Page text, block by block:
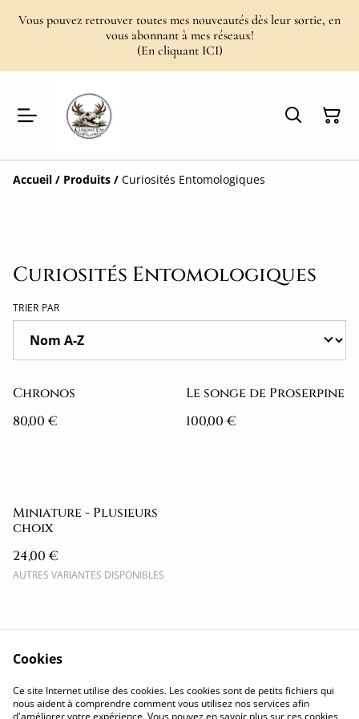
Vous pouvez retrouver toutes mes nouveautés dès leur sortie, en
vous abonnant à mes réseaux!
(En cliquant ICI)
Accueil / Produits / Curiosités Entomologiques
Curiosités Entomologiques
TRIER PAR
Chronos
80,00 €
Le songe de Proserpine
100,00 €
Miniature - Plusieurs
choix
24,00 €
AUTRES VARIANTES DISPONIBLES
Politique de
confidentialité
Conditions
générales
Cookies
Ce site Internet utilise des cookies. Les cookies sont de petits fichiers qui
nous aident à comprendre comment vous utilisez nos services afin
d'améliorer votre expérience. Vous pouvez en savoir plus sur ces cookies